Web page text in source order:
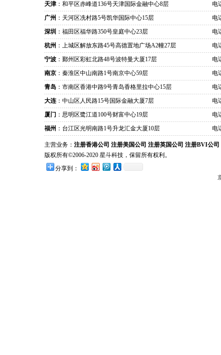
天津 ：和平区赤峰道136号天津国际金融中心8层
电
广州 ：天河区冼村路5号凯华国际中心15层
电
深圳 ：福田区福华路350号皇庭中心23层
电
杭州 ：上城区解放东路45号高德置地广场A2幢27层
电
宁波 ：鄞州区彩虹北路48号波特曼大厦17层
电
南京 ：秦淮区中山南路1号南京中心59层
电
青岛 ：市南区香港中路9号青岛香格里拉中心15层
电
大连 ：中山区人民路15号国际金融大厦7层
电
厦门 ：思明区鹭江道100号财富中心19层
电
福州 ：台江区光明南路1号升龙汇金大厦10层 电
主营业务： 注册香港公司 注册美国公司 注册英国公司 注册BVI公司
版权所有©2006-2020 星斗科技，保留所有权利。
分享到：